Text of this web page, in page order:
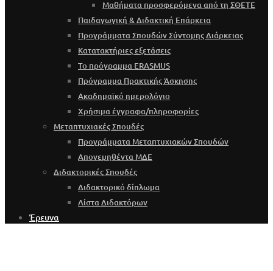
Μαθήματα προσφερόμενα από τη ΣΘΕΤΕ
Παιδαγωγική & Διδακτική Επάρκεια
Προγράμματα Σπουδών Σύντομης Διάρκειας
Κατατακτήριες εξετάσεις
Το πρόγραμμα ERASMUS
Πρόγραμμα Πρακτικής Άσκησης
Ακαδημαϊκό ημερολόγιο
Χρήσιμα έγγραφα/πληροφορίες
Μεταπτυχιακές Σπουδές
Προγράμματα Μεταπτυχιακών Σπουδών
Απονεμηθέντα ΜΔΕ
Διδακτορικές Σπουδές
Διδακτορικό δίπλωμα
Λίστα Διδακτόρων
Έρευνα